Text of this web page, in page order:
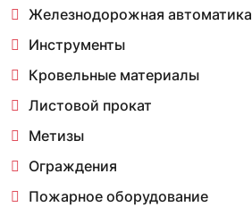
Железнодорожная автоматика
Инструменты
Кровельные материалы
Листовой прокат
Метизы
Ограждения
Пожарное оборудование